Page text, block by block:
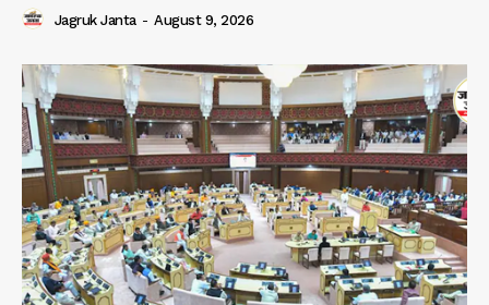
Jagruk Janta - August 9, 2026